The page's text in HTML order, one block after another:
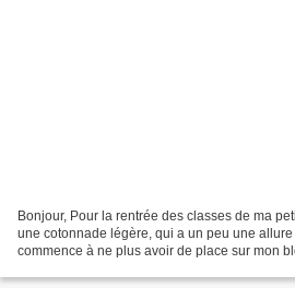
Bonjour, Pour la rentrée des classes de ma
une cotonnade légère, qui a un peu une
commence à ne plus avoir de place sur mon